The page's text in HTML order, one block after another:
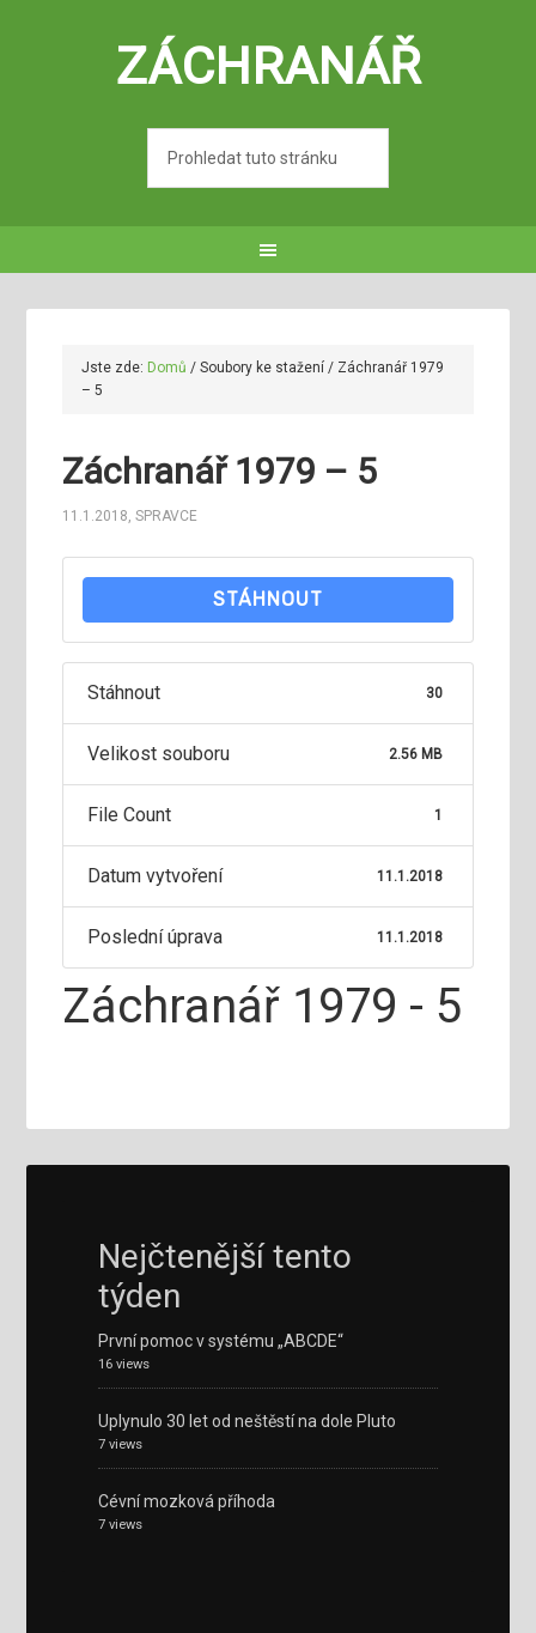
ZÁCHRANÁŘ
Jste zde: Domů / Soubory ke stažení/ Záchranář 1979
– 5
Záchranář 1979 – 5
11.1.2018,SPRAVCE
STÁHNOUT
Stáhnout 30
Velikost souboru 2.56 MB
File Count 1
Datum vytvoření 11.1.2018
Poslední úprava 11.1.2018
Záchranář 1979 - 5
Nejčtenější tento
týden
První pomoc v systému „ABCDE“
16 views
Uplynulo 30 let od neštěstí na dole Pluto
7 views
Cévní mozková příhoda
7 views